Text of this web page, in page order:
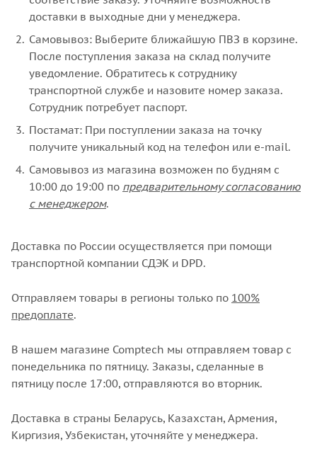
доставки в выходные дни у менеджера.
Самовывоз: Выберите ближайшую ПВЗ в корзине.
После поступления заказа на склад получите
уведомление. Обратитесь к сотруднику
транспортной службе и назовите номер заказа.
Сотрудник потребует паспорт.
Постамат: При поступлении заказа на точку
получите уникальный код на телефон или e-mail.
Самовывоз из магазина возможен по будням с
10:00 до 19:00 по предварительному согласованию
с менеджером.
Доставка по России осуществляется при помощи
транспортной компании СДЭК и DPD.
Отправляем товары в регионы только по 100%
предоплате.
В нашем магазине Comptech мы отправляем товар с
понедельника по пятницу. Заказы, сделанные в
пятницу после 17:00, отправляются во вторник.
Доставка в страны Беларусь, Казахстан, Армения,
Киргизия, Узбекистан, уточняйте у менеджера.